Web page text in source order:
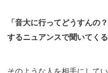
「音大に行ってどうすんの
するニュアンスで聞いてくる